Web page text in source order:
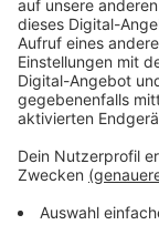
Anzeige